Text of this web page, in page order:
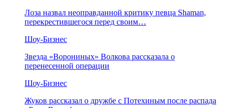
Лоза назвал неоправданной критику певца Shaman,
перекрестившегося перед своим…
Шоу-Бизнес
Звезда «Ворониных» Волкова рассказала о
перенесенной операции
Шоу-Бизнес
Жуков рассказал о дружбе с Потехиным после распада